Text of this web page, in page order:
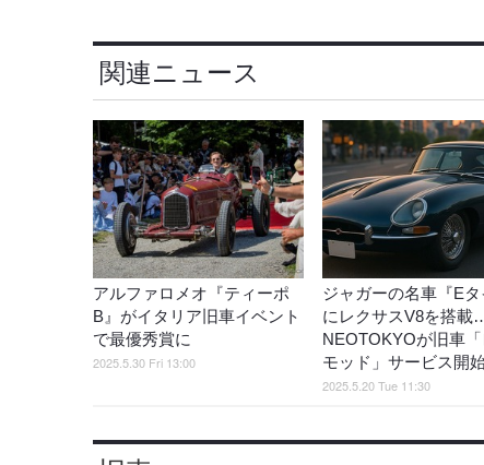
関連ニュース
アルファロメオ『ティーポ
B』がイタリア旧車イベント
で最優秀賞に
2025.5.30 Fri 13:00
ジャガーの名車『Eタ
にレクサスV8を搭載
NEOTOKYOが旧車「
モッド」サービス開
2025.5.20 Tue 11:30